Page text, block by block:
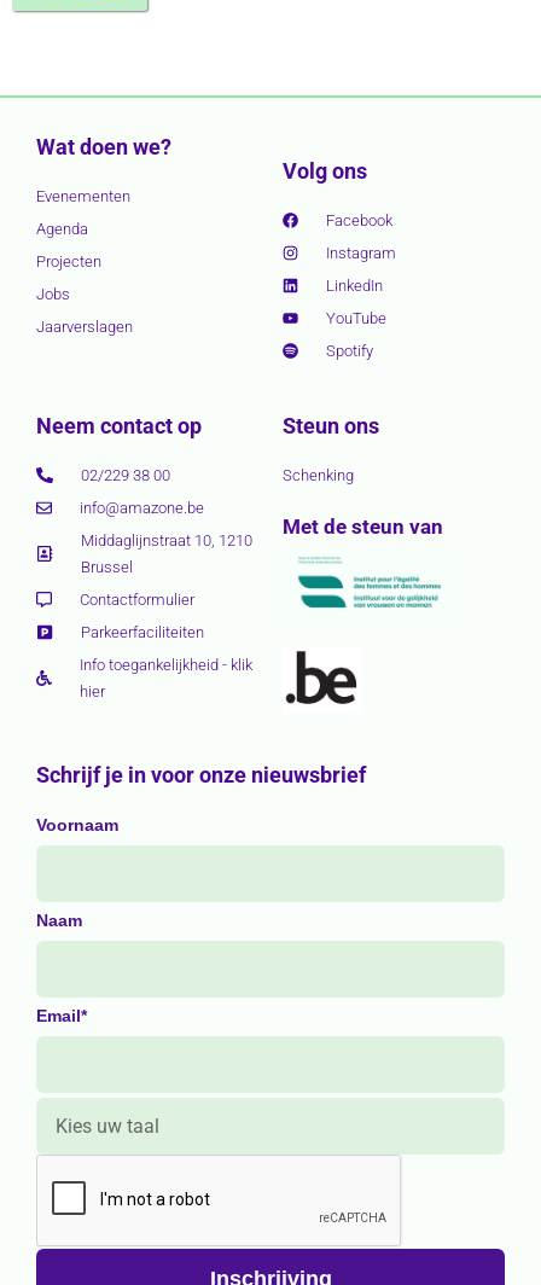
Wat doen we?
Evenementen
Agenda
Projecten
Jobs
Jaarverslagen
Volg ons
Facebook
Instagram
LinkedIn
YouTube
Spotify
Neem contact op
02/229 38 00
info@amazone.be
Middaglijnstraat 10, 1210
Brussel
Contactformulier
Parkeerfaciliteiten
Info toegankelijkheid - klik
hier
Steun ons
Schenking
Met de steun van
Schrijf je in voor onze nieuwsbrief
Voornaam
Naam
Email*